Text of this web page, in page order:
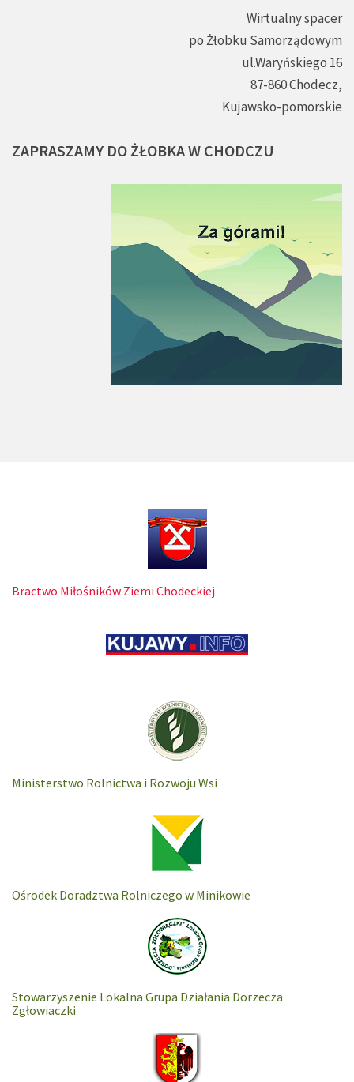
Wirtualny spacer
po Żłobku Samorządowym
ul.Waryńskiego 16
87-860 Chodecz,
Kujawsko-pomorskie
ZAPRASZAMY DO ŻŁOBKAW CHODCZU
Bractwo Miłośników Ziemi Chodeckiej
Ministerstwo Rolnictwa i Rozwoju Wsi
Ośrodek Doradztwa Rolniczego w Minikowie
Stowarzyszenie Lokalna Grupa Działania Dorzecza
Zgłowiaczki